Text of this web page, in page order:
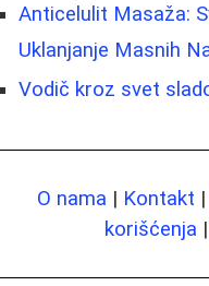
Anticelulit Masaža:
Uklanjanje Masnih
Vodič kroz svet
O nama | Kontakt |
korišćenja |